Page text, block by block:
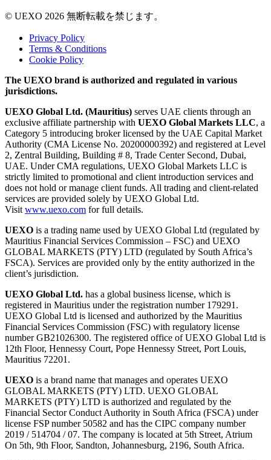
© UEXO 2026 無断転載を禁じます。
Privacy Policy
Terms & Conditions
Cookie Policy
The UEXO brand is authorized and regulated in various
jurisdictions.
UEXO Global Ltd. (Mauritius) serves UAE clients through an
exclusive affiliate partnership with UEXO Global Markets LLC, a
Category 5 introducing broker licensed by the UAE Capital Market
Authority (CMA License No. 20200000392) and registered at Level
2, Zentral Building, Building # 8, Trade Center Second, Dubai,
UAE. Under CMA regulations, UEXO Global Markets LLC is
strictly limited to promotional and client introduction services and
does not hold or manage client funds. All trading and client-related
services are provided solely by UEXO Global Ltd.
Visit www.uexo.com for full details.
UEXO is a trading name used by UEXO Global Ltd (regulated by
Mauritius Financial Services Commission – FSC) and UEXO
GLOBAL MARKETS (PTY) LTD (regulated by South Africa’s
FSCA). Services are provided only by the entity authorized in the
client’s jurisdiction.
UEXO Global Ltd. has a global business license, which is
registered in Mauritius under the registration number 179291.
UEXO Global Ltd is licensed and authorized by the Mauritius
Financial Services Commission (FSC) with regulatory license
number GB21026300. The registered office of UEXO Global Ltd is
12th Floor, Hennessy Court, Pope Hennessy Street, Port Louis,
Mauritius 72201.
UEXO is a brand name that manages and operates UEXO
GLOBAL MARKETS (PTY) LTD. UEXO GLOBAL
MARKETS (PTY) LTD is authorized and regulated by the
Financial Sector Conduct Authority in South Africa (FSCA) under
license FSP number 50582 and has the CIPC company number
2019 / 514704 / 07. The company is located at 5th Street, Atrium
On 5th, 9th Floor, Sandton, Johannesburg, 2196, South Africa.